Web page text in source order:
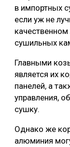
в импортных
если уж не
сушильных
Главными
является их
панелей, а
управления,
сушку.
Однако же
алюминия